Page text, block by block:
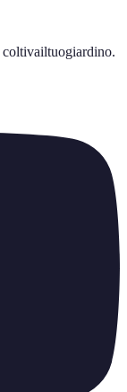
coltivailtuogiardino.